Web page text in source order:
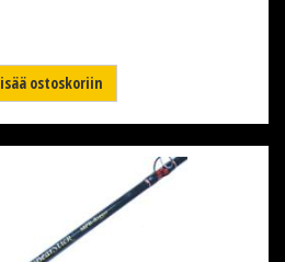
ostoskoriin